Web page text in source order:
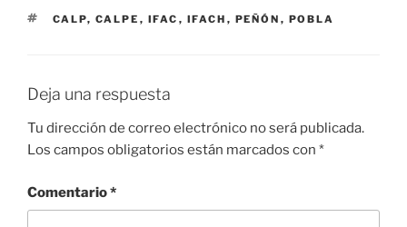
b
k
A a
dI a
ar
ETIQUETAS
CALP, CALPE , IFAC , IFACH , PEÑÓN , POBLA
Deja una respuesta
Tu dirección de correo electrónico no será publicada.
Los campos obligatorios están marcados con *
Comentario*